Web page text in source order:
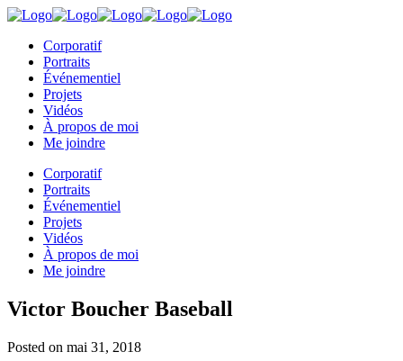
Corporatif
Portraits
Événementiel
Projets
Vidéos
À propos de moi
Me joindre
Corporatif
Portraits
Événementiel
Projets
Vidéos
À propos de moi
Me joindre
Victor Boucher Baseball
Posted on mai 31, 2018